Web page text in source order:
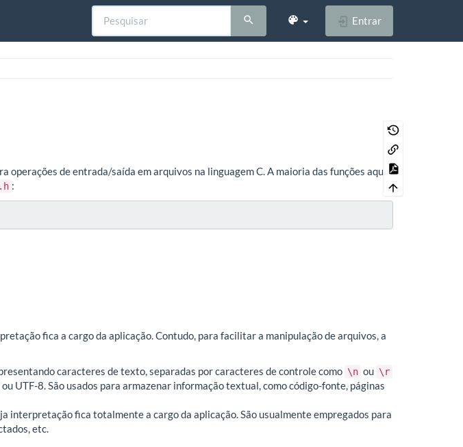
Entrar
operações de entrada/saída em arquivos na linguagem C. A maioria das funções aqui
:
fica a cargo da aplicação. Contudo, para facilitar a manipulação de arquivos, a
caracteres de texto, separadas por caracteres de controle como \n ou \r
UTF-8. São usados para armazenar informação textual, como código-fonte, páginas
interpretação fica totalmente a cargo da aplicação. São usualmente empregados para
etc.